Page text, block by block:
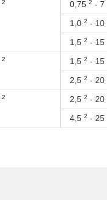
2 0,75 2 - 7
1,0 2 - 10
1,5 2 - 15
2 1,5 2 - 15
2,5 2 - 20
2 2,5 2 - 20
4,5 2 - 25